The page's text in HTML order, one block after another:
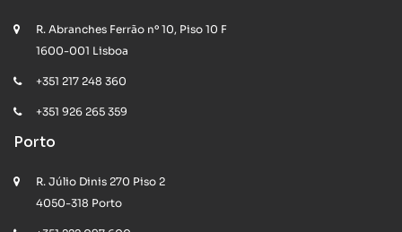
R. Abranches Ferrão nº 10, Piso 10 F
1600-001 Lisboa
+351 217 248 360
+351 926 265 359
Porto
R. Júlio Dinis 270 Piso 2
4050-318 Porto